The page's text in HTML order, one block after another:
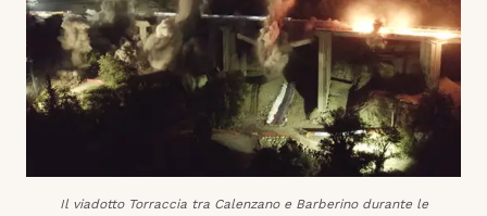
Il viadotto Torraccia tra Calenzano e Barberino durante le